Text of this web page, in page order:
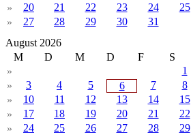
»
20 21 22 23 24 25
»
27 28 29 30
31
August 2026
M
D M D F S
»
1
»
3 4 5 6 7 8
»
10 11 12 13 14 15
»
17 18 19 20 21 22
»
24 25 26 27 28 29